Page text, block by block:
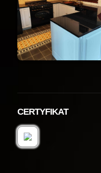
CERTYFIKAT